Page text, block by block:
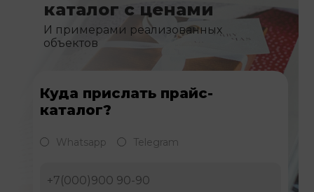
каталог с ценами
И примерами реализованных
объектов
Куда прислать прайс-
каталог?
Whatsapp Telegram